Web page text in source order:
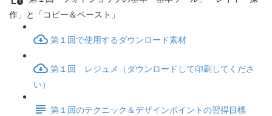
作」と「コピー＆ペースト」
第１回で使用するダウンロード素材
第１回 レジュメ（ダウンロードして印刷してくださ
い）
第１回のテクニック＆デザインポイントの習得目標